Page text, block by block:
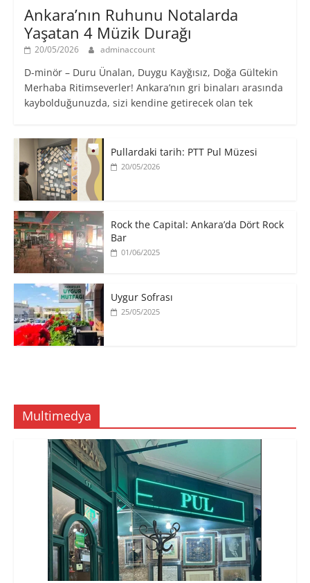
Ankara’nın Ruhunu Notalarda
Yaşatan 4 Müzik Durağı
20/05/2026 adminaccount
D-minör – Duru Ünalan, Duygu Kayğısız, Doğa Gültekin
Merhaba Ritimseverler! Ankara’nın gri binaları arasında
kaybolduğunuzda, sizi kendine getirecek olan tek
Pullardaki tarih: PTT Pul Müzesi
20/05/2026
Rock the Capital: Ankara’da Dört Rock
Bar
01/06/2025
Uygur Sofrası
25/05/2025
Multimedya